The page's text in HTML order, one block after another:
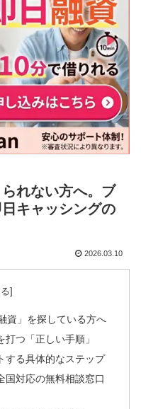
れない方へ。ブ
キャッシングの
2026.03.10
資」を探している方へ
つ「正しい手順」
する具体的なステップ
国対応の無料相談窓口